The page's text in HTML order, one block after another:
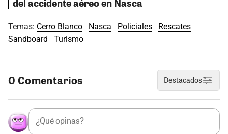
Temas: Cerro Blanco Nasca Policiales
Rescates
Sandboard
Turismo
0 Comentarios Destacados